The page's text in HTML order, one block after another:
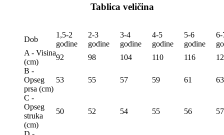
Tablica veličina
Dob
1,5-2
godine
2-3
godine
3-4
godine
4-5
godine
5-6
godine
6-
A - Visina
(сm)
92 98 104 110 116
B -
Opseg
prsa (сm)
53 55 57 59 61 63
C -
Opseg
struka
(сm)
50 52 54 55 56 57